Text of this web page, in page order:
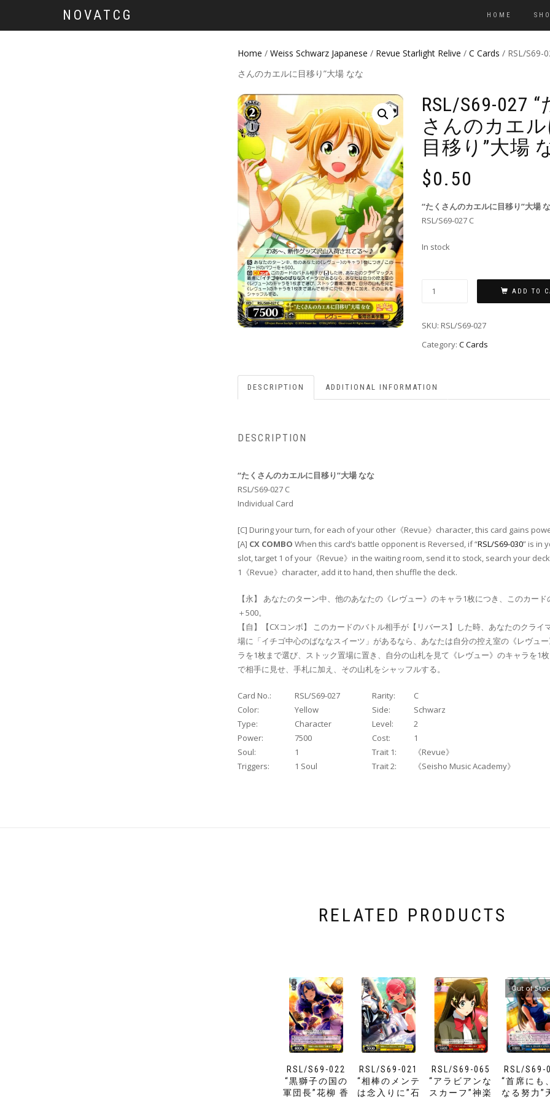
NOVATCG HOME
Home / Weiss Schwarz Japanese / Revue Starlight Relive / C Cards / RSL/S69-
さんのカエルに目移り”大場 なな
RSL/S69-027 “
さんのカエル
目移り”大場
$0.50
“たくさんのカエルに目移り”大場
RSL/S69-027 C
In stock
ADD TO
SKU: RSL/S69-027
Category: C Cards
DESCRIPTION ADDITIONAL INFORMATION
DESCRIPTION
“たくさんのカエルに目移り”大場 なな
RSL/S69-027 C
Individual Card
[C] During your turn, for each of your other《Revue》character, this card gains
[A] CX COMBO When this card’s battle opponent is Reversed, if “RSL/S69-030” is in
slot, target 1 of your《Revue》in the waiting room, send it to stock, search your
1《Revue》character, add it to hand, then shuffle the deck.
【永】 あなたのターン中、他のあなたの《レヴュー》のキャラ1枚につき、このカード
＋500。
【自】【CXコンボ】 このカードのバトル相手が【リバース】した時、あなたのクライ
場に「イチゴ中心のばななスイーツ」があるなら、あなたは自分の控え室の《レヴュ
ラを1枚まで選び、ストック置場に置き、自分の山札を見て《レヴュー》のキャラを1
で相手に見せ、手札に加え、その山札をシャッフルする。
Card No.: RSL/S69-027 Rarity:
C
Color:
Yellow Side:
Schwarz
Type:
Character Level:
2
Power:
7500 Cost:
1
Soul:
1 Trait 1:
《Revue》
Triggers:
1 Soul Trait 2: 《Seisho Music Academy》
RELATED PRODUCTS
RSL/S69-022
“黒獅子の国の
軍団長”花柳 香
RSL/S69-021
“相棒のメンテ
は念入りに”石
RSL/S69-065
“アラビアンな
スカーフ”神楽
RSL/S69-
“首席にも
なる努力”
Out of